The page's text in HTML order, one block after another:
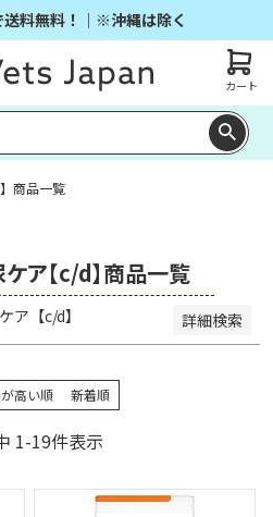
料無料！｜※沖縄は除く
カート
商品一覧
ア【c/d】商品一覧
ア【c/d】 詳細検索
が高
度順
ュー
キー
ワー
ドヒ
高い順 新着順
1-19件表示